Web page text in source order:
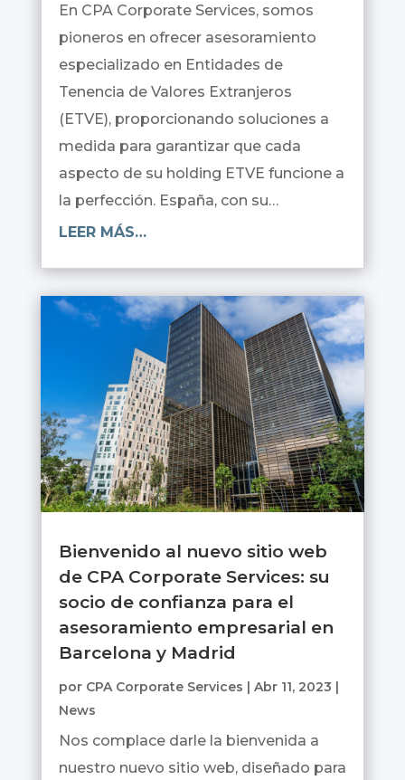
En CPA Corporate Services, somos
pioneros en ofrecer asesoramiento
especializado en Entidades de
Tenencia de Valores Extranjeros
(ETVE), proporcionando soluciones a
medida para garantizar que cada
aspecto de su holding ETVE funcione a
la perfección. España, con su…
LEER MÁS…
Bienvenido al nuevo sitio web
de CPA Corporate Services: su
socio de confianza para el
asesoramiento empresarial en
Barcelona y Madrid
por CPA Corporate Services | Abr 11, 2023 |
News
Nos complace darle la bienvenida a
nuestro nuevo sitio web, diseñado para